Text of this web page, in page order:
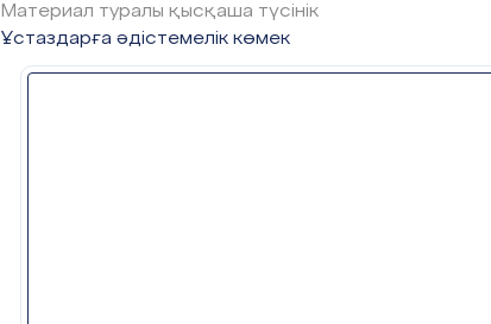
Өлшеу
Секундомермен
Топтар өздерінің
сызғыш алып,
Материал туралы қысқаша түсінік
Ұстаздарға әдістемелік көмек